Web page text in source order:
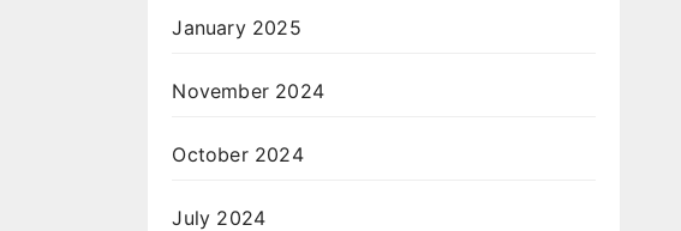
January 2025
November 2024
October 2024
July 2024